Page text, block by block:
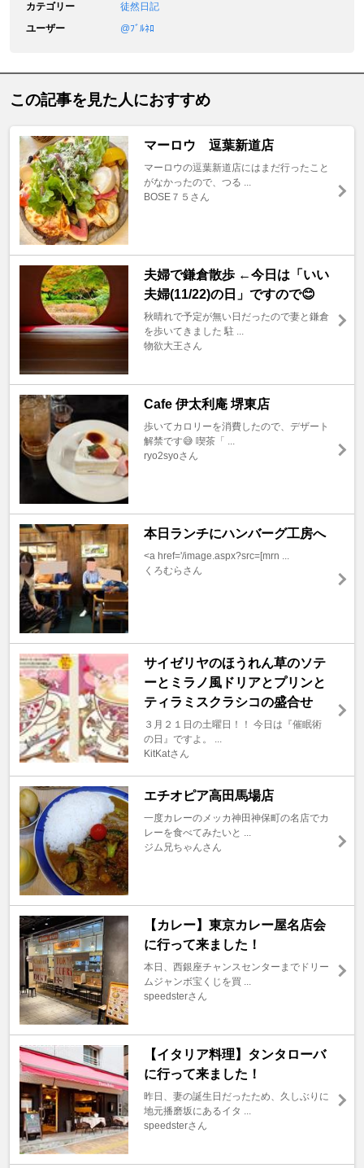
カテゴリー
徒然日記
ユーザー
@ﾌﾞﾙﾈﾛ
この記事を見た人におすすめ
マーロウ 逗葉新道店
マーロウの逗葉新道店にはまだ行ったこと
がなかったので、つる ...
BOSE７５さん
夫婦で鎌倉散歩 ←今日は「いい
夫婦(11/22)の日」ですので😊
秋晴れで予定が無い日だったので妻と鎌倉
を歩いてきました 駐 ...
物欲大王さん
Cafe 伊太利庵 堺東店
歩いてカロリーを消費したので、デザート
解禁です😅 喫茶「 ...
ryo2syoさん
本日ランチにハンバーグ工房へ
<a href='/image.aspx?src=[mrn ...
くろむらさん
サイゼリヤのほうれん草のソテ
ーとミラノ風ドリアとプリンと
ティラミスクラシコの盛合せ
３月２１日の土曜日！！ 今日は『催眠術
の日』ですよ。 ...
KitKatさん
エチオピア高田馬場店
一度カレーのメッカ神田神保町の名店でカ
レーを食べてみたいと ...
ジム兄ちゃんさん
【カレー】東京カレー屋名店会
に行って来ました！
本日、西銀座チャンスセンターまでドリー
ムジャンボ宝くじを買 ...
speedsterさん
【イタリア料理】タンタローバ
に行って来ました！
昨日、妻の誕生日だったため、久しぶりに
地元播磨坂にあるイタ ...
speedsterさん